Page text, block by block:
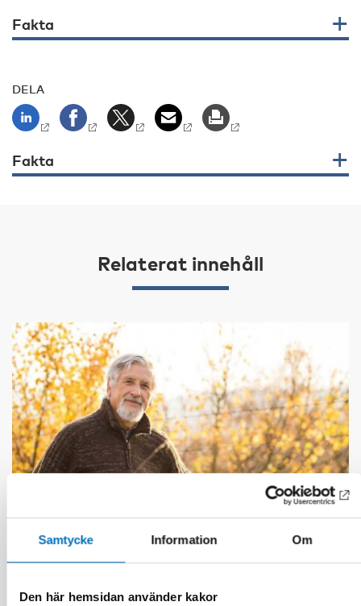
Samtycke Information Om
Den här hemsidan använder kakor
Fakta
DELA
Fakta
Relaterat innehåll
VÄLFÄRDSTEKNOLOGI